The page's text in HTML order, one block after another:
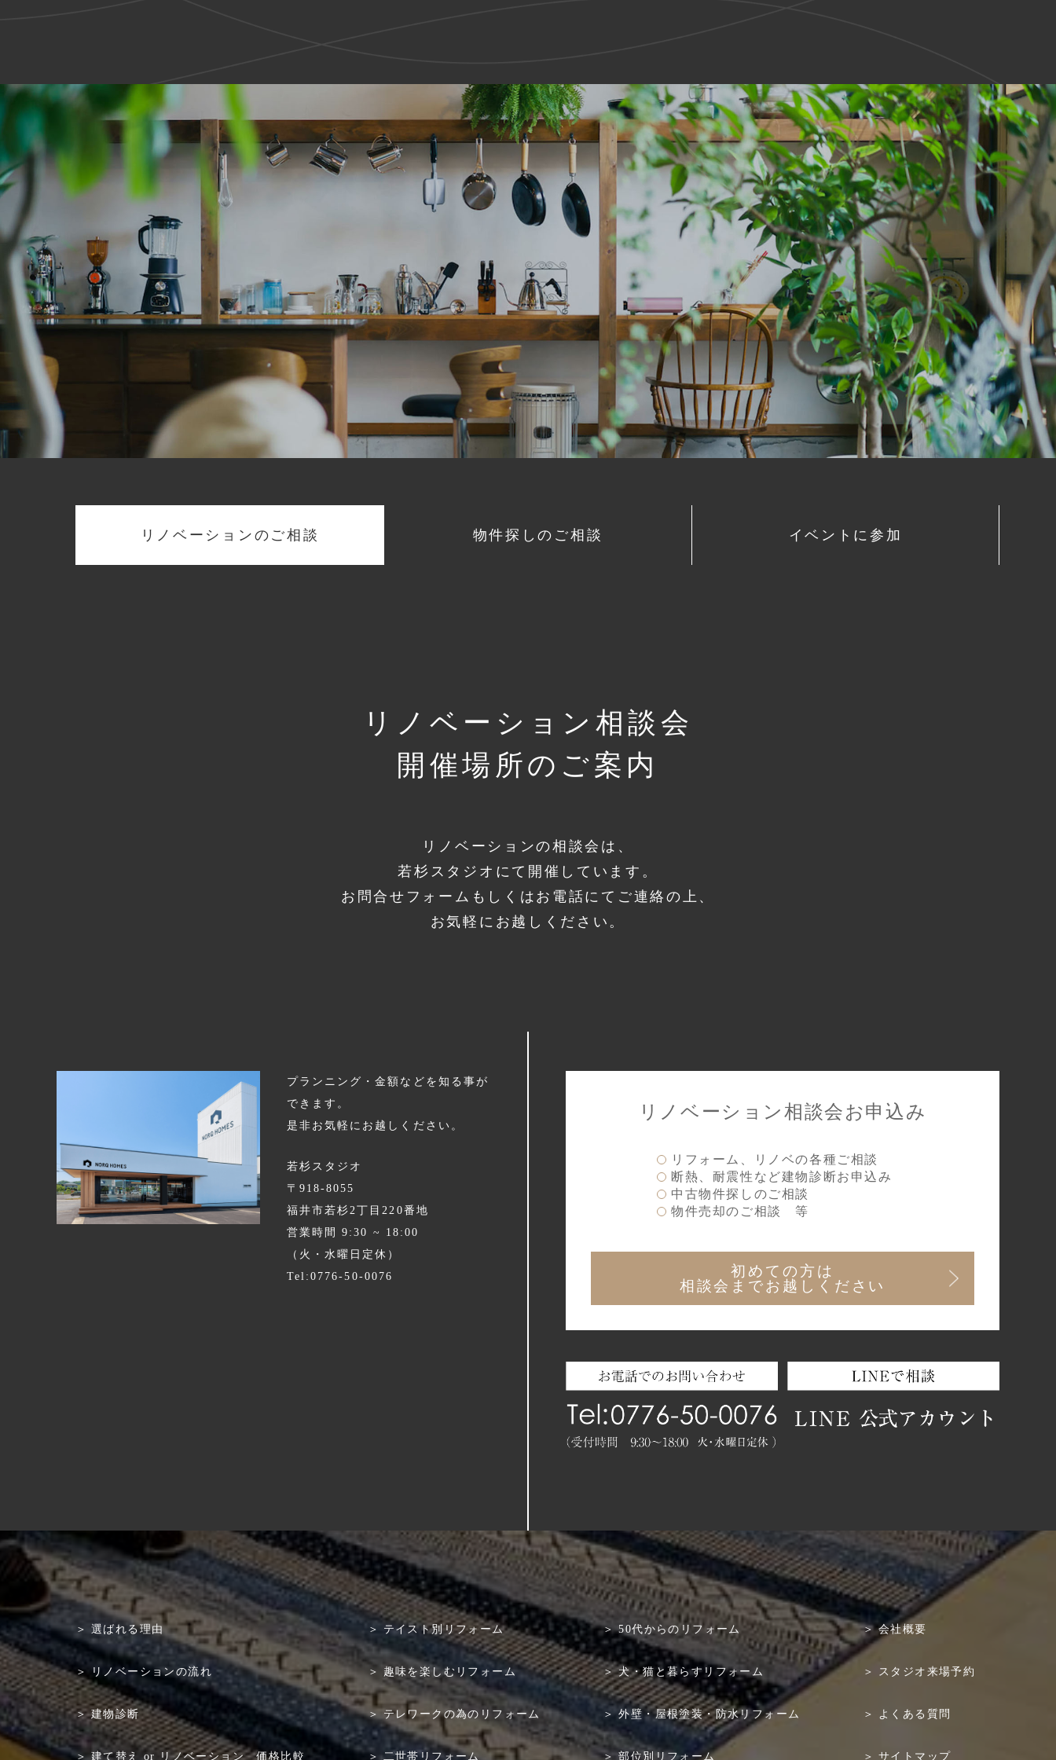
リノベーションのご相談 物件探しのご相談 イベントに参加
リノベーション相談会
開催場所のご案内
リノベーションの相談会は、
若杉スタジオにて開催しています。
お問合せフォームもしくはお電話にてご連絡の上、
お気軽にお越しください。
プランニング・金額などを知る事が
できます。
是非お気軽にお越しください。
若杉スタジオ
〒918-8055
福井市若杉2丁目220番地
営業時間 9:30 ~ 18:00
（火・水曜日定休）
Tel:0776-50-0076
リノベーション相談会お申込み
リフォーム、リノベの各種ご相談
断熱、耐震性など建物診断お申込み
中古物件探しのご相談
物件売却のご相談 等
初めての方は
相談会までお越しください
選ばれる理由
リノベーションの流れ
建物診断
建て替え or リノベーション 価格比較
テイスト別リフォーム
趣味を楽しむリフォーム
テレワークの為のリフォーム
二世帯リフォーム
50代からのリフォーム
犬・猫と暮らすリフォーム
外壁・屋根塗装・防水リフォーム
部位別リフォーム
会社概要
スタジオ来場予約
よくある質問
サイトマップ